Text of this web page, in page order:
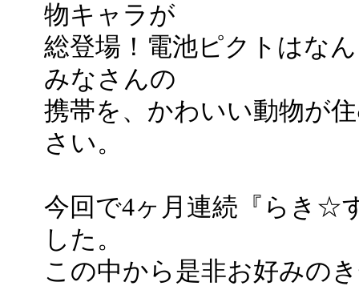
物キャラが
総登場！電池ピクトはな
みなさんの
携帯を、かわいい動物が
さい。
今回で4ヶ月連続『らき☆
した。
この中から是非お好みの